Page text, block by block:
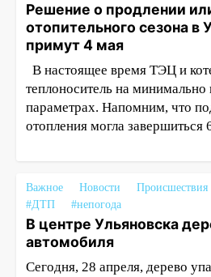
Решение о продлении
отопительного сезона в
примут 4 мая
В настоящее время ТЭЦ и
теплоноситель на
параметрах. Напомним, что
отопления могла завершиться
Важное Новости
Происшествия
#ДТП
#непогода
В центре Ульяновска
автомобиля
Сегодня, 28 апреля, дерево